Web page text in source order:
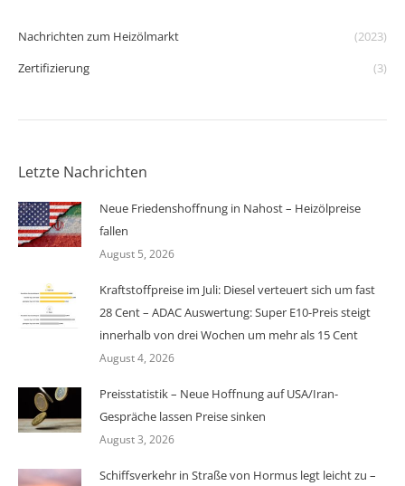
Nachrichten zum Heizölmarkt
(2023)
Zertifizierung
(3)
Letzte Nachrichten
Neue Friedenshoffnung in Nahost – Heizölpreise
fallen
August 5, 2026
Kraftstoffpreise im Juli: Diesel verteuert sich um fast
28 Cent – ADAC Auswertung: Super E10-Preis steigt
innerhalb von drei Wochen um mehr als 15 Cent
August 4, 2026
Preisstatistik – Neue Hoffnung auf USA/Iran-
Gespräche lassen Preise sinken
August 3, 2026
Schiffsverkehr in Straße von Hormus legt leicht zu –